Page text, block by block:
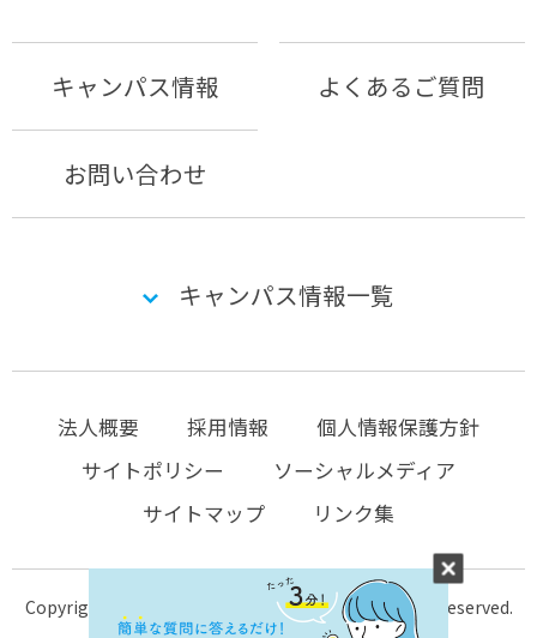
キャンパス情報 よくあるご質問
お問い合わせ
キャンパス情報一覧
法人概要 採用情報
個人情報保護方針
サイトポリシー
ソーシャルメディア
サイトマップ
リンク集
Copyright © 2004-2026 KTC-school.com All Rights Reserved.